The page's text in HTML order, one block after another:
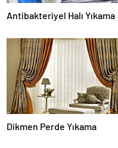
Antibakteriyel Halı Yıkama
Dikmen Perde Yıkama